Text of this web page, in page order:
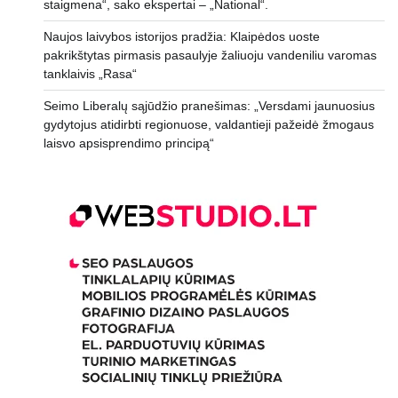
staigmena“, sako ekspertai – „National“.
Naujos laivybos istorijos pradžia: Klaipėdos uoste
pakrikštytas pirmasis pasaulyje žaliuoju vandeniliu varomas
tanklaivis „Rasa“
Seimo Liberalų sąjūdžio pranešimas: „Versdami jaunuosius
gydytojus atidirbti regionuose, valdantieji pažeidė žmogaus
laisvo apsisprendimo principą“